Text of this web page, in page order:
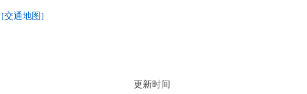
[交通地图]
更新时间